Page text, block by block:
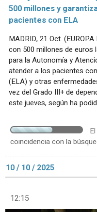
500 millones y
pacientes con ELA
MADRID, 21 Oct.
con 500 millones de euros
para la Autonomía y
atender a los pacientes
(ELA) y otras
vez del Grado III+ de
este jueves, según ha
coincidencia con la
10 / 10 / 2025
12:15